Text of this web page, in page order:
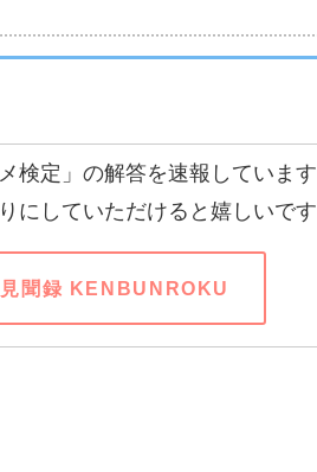
メ検定」の解答を速報しています
にしていただけると嬉しいです
見聞録 KENBUNROKU